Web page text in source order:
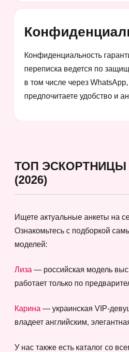
Конфиденциальность
переписка ведется по
в том числе через
предпочитаете удобство и
ТОП ЭСКОРТНИЦЫ
(2026)
Ищете актуальные анкеты на
Ознакомьтесь с подборкой
моделей:
Лиза — российская модель
работает только по
Карина — украинская VIP-
владеет английским,
У нас также есть каталог со